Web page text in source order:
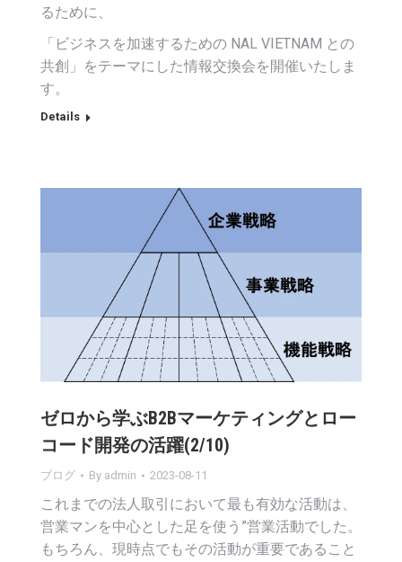
るために、
「ビジネスを加速するための NAL VIETNAM との
共創」をテーマにした情報交換会を開催いたしま
す。
Details
ゼロから学ぶB2Bマーケティングとロー
コード開発の活躍(2/10)
ブログ By admin 2023-08-11
これまでの法人取引において最も有効な活動は、
営業マンを中心とした足を使う”営業活動でした。
もちろん、現時点でもその活動が重要であること